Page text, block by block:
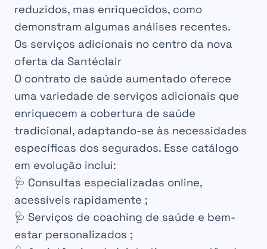
reduzidos, mas enriquecidos, como
demonstram algumas análises recentes.
Os serviços adicionais no centro da nova
oferta da Santéclair
O contrato de saúde aumentado oferece
uma variedade de serviços adicionais que
enriquecem a cobertura de saúde
tradicional, adaptando-se às necessidades
específicas dos segurados. Esse catálogo
em evolução inclui:
🩺 Consultas especializadas online,
acessíveis rapidamente ;
🩺 Serviços de coaching de saúde e bem-
estar personalizados ;